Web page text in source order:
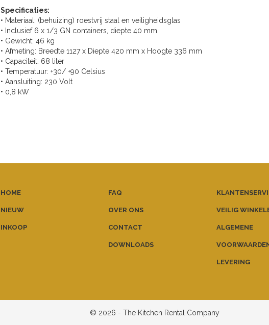
Specificaties:
• Materiaal: (behuizing) roestvrij staal en veiligheidsglas
• Inclusief 6 x 1/3 GN containers, diepte 40 mm.
• Gewicht: 46 kg
• Afmeting: Breedte 1127 x Diepte 420 mm x Hoogte 336 mm
• Capaciteit: 68 liter
• Temperatuur: +30/ +90 Celsius
• Aansluiting: 230 Volt
• 0,8 kW
HOME
NIEUW
INKOOP
FAQ
OVER ONS
CONTACT
DOWNLOADS
VEILIG
ALGEMENE
LEVERING
© 2026 - The Kitchen Rental Company